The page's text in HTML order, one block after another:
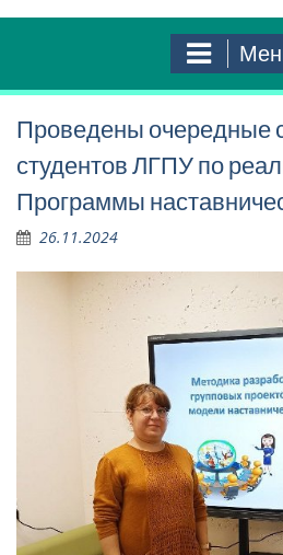
Проведены очередные
студентов ЛГПУ по
Программы
26.11.2024